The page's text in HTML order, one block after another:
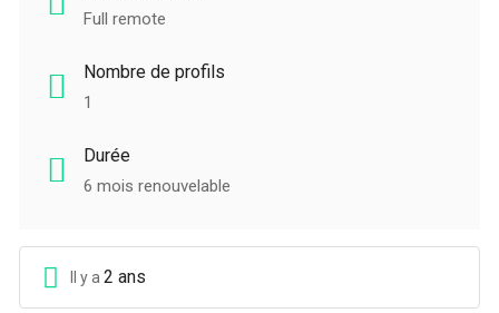
Full remote
Nombre de profils
1
Durée
6 mois renouvelable
Il y a 2 ans